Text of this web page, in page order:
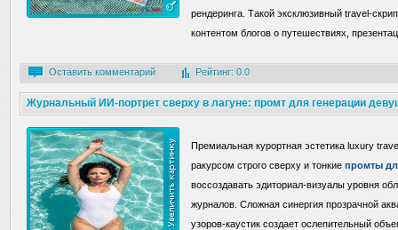
рендеринга. Такой эксклюзивный travel-
контентом блогов о путешествиях,
Оставить комментарий Рейтинг: 0.0
Журнальный ИИ-портрет сверху в лагуне: промт для генерации
купальнике
Премиальная курортная эстетика luxury
ракурсом строго сверху и тонкие промты
воссоздавать эдиториал-визуалы уровня
журналов. Сложная синергия прозрачной
узоров-каустик создает ослепительный